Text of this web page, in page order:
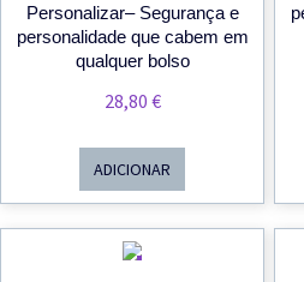
Personalizar– Segurança e
personalidade que cabem em
qualquer bolso
28,80 €
ADICIONAR